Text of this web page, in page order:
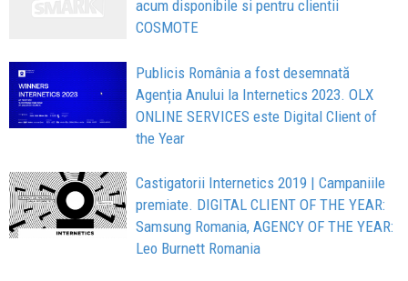
acum disponibile si pentru clientii
COSMOTE
Publicis România a fost desemnată
Agenția Anului la Internetics 2023. OLX
ONLINE SERVICES este Digital Client of
the Year
Castigatorii Internetics 2019 | Campaniile
premiate. DIGITAL CLIENT OF THE YEAR:
Samsung Romania, AGENCY OF THE YEAR:
Leo Burnett Romania